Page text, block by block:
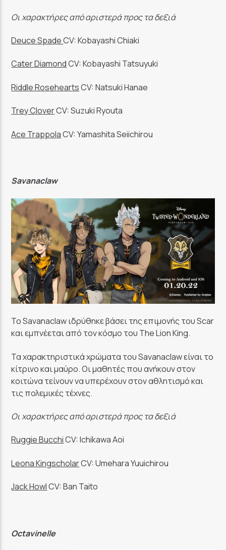
Οι χαρακτήρες από αριστερά προς τα δεξιά
Deuce SpadeCV: Kobayashi Chiaki
Cater DiamondCV: Kobayashi Tatsuyuki
Riddle RoseheartsCV: Natsuki Hanae
Trey CloverCV: Suzuki Ryouta
Ace TrappolaCV: Yamashita Seiichirou
Savanaclaw
Το Savanaclaw ιδρύθηκε βάσει της επιμονής του Scar
και εμπνέεται από τον κόσμο του The Lion King.
Τα χαρακτηριστικά χρώματα του Savanaclaw είναι το
κίτρινο και μαύρο. Οι μαθητές που ανήκουν στον
κοιτώνα τείνουν να υπερέχουν στον αθλητισμό και
τις πολεμικές τέχνες.
Οι χαρακτήρες από αριστερά προς τα δεξιά
Ruggie BucchiCV: Ichikawa Aoi
Leona KingscholarCV: Umehara Yuuichirou
Jack HowlCV: Ban Taito
Octavinelle